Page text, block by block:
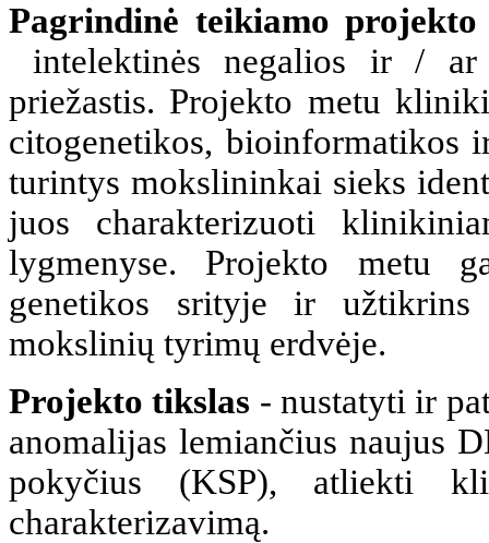
Pagrindinė teikiamo
intelektinės negalios ir /
priežastis. Projekto metu
citogenetikos, bioinformatikos
turintys mokslininkai sieks
juos charakterizuoti
lygmenyse. Projekto metu
genetikos srityje ir
mokslinių tyrimų erdvėje.
Projekto tikslas - nustatyti ir
anomalijas lemiančius naujus
pokyčius (KSP), atliekti
charakterizavimą.